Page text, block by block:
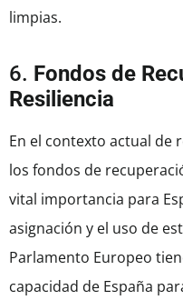
limpias.
6. Fondos de
Resiliencia
En el contexto actual de
los fondos de
vital importancia para
asignación y el uso de
Parlamento Europeo
capacidad de España